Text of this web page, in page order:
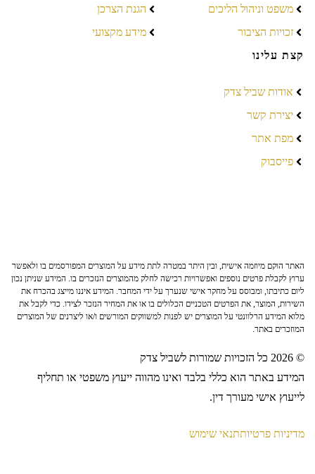
משפט וניהול הליכים
זכויות הציבור
הגנת הצרכן
מידע מקצועי
קצת עלינו
אודות שביל צדק
יצירת קשר
מפת אתר
פייסבוק
האתר הוקם מיוזמה אישית, ובין היתר במטרה לתת מידע על המוצרים המפורסמים בו ולאפשר
ערוץ לקבלת פרטים נוספים ואפשרויות רכישה לחלק מהמוצרים הנזכרים בו. המידע שניתן נכון
ליום כתיבתו, ומבוסס על מחקר אישי שנערך על ידי המחבר. המידע איננו מייצג בהכרח את
השירות, המוצר, את הפרטים הטכניים הכלולים בו או את המחיר הנזכר לצידו. כדי לקבל את
מלוא המידע הרלוונטי על המוצרים יש לפנות למשווקים המורשים ו/או ליצרנים של המוצרים
המוזכרים באתר.
© 2026 כל הזכויות שמורות לשביל צדק
המידע באתר הוא כללי בלבד ואינו מהווה ייעוץ משפטי או תחליף
לייעוץ אישי מעורך דין.
מדיניות פרטיותתנאי שימוש